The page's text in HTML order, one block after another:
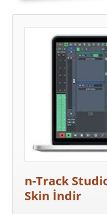
n-Track
Skin İndir